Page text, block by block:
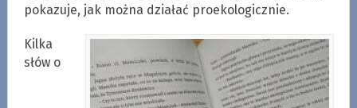
pokazuje, jak można działać proekologicznie.
Kilka
słów o